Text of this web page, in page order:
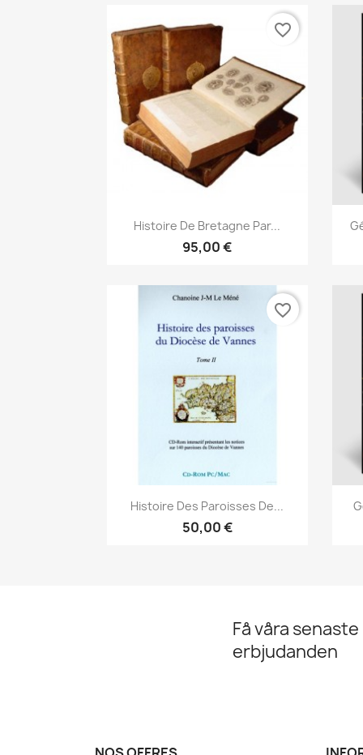
Snabbvy
Histoire De Bretagne Par...
95,00 €
favorite_border
Snabbvy
Histoire Des Paroisses De...
50,00 €
favorite_border
Få våra
erbjudanden